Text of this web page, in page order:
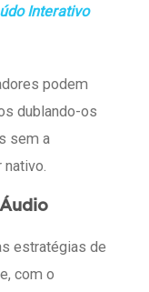
Interativo
podem
dublando-os
sem a
estratégias de
e, com o